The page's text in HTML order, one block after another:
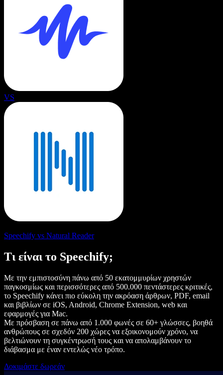
VS
Speechify vs Natural Reader
Τι είναι το Speechify;
Με την εμπιστοσύνη πάνω από 50 εκατομμυρίων χρηστών
παγκοσμίως και περισσότερες από 500.000 πεντάστερες κριτικές,
το Speechify κάνει πιο εύκολη την ακρόαση άρθρων, PDF, email
και βιβλίων σε iOS, Android, Chrome Extension, web και
εφαρμογές για Mac.
Με πρόσβαση σε πάνω από 1.000 φωνές σε 60+ γλώσσες, βοηθά
ανθρώπους σε σχεδόν 200 χώρες να εξοικονομούν χρόνο, να
βελτιώνουν τη συγκέντρωσή τους και να απολαμβάνουν το
διάβασμα με έναν εντελώς νέο τρόπο.
Δοκιμάστε δωρεάν